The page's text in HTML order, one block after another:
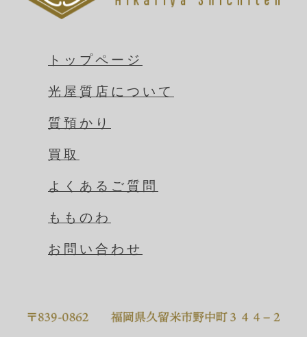
トップページ
光屋質店について
質預かり
買取
よくあるご質問
もものわ
お問い合わせ